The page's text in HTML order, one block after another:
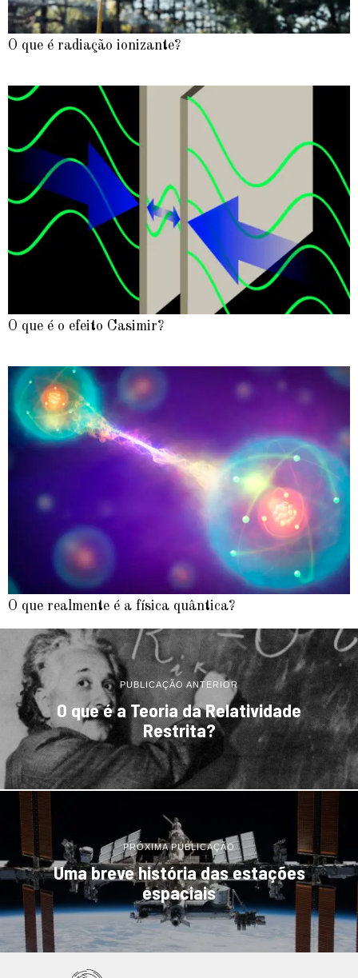
O que é radiação ionizante?
O que é o efeito Casimir?
O que realmente é a física quântica?
PUBLICAÇÃO ANTERIOR
O que é a Teoria da Relatividade
Restrita?
PRÓXIMA PUBLICAÇÃO
Uma breve história das estações
espaciais